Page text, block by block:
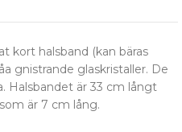
kort halsband (kan bäras
gnistrande glaskristaller. De
Halsbandet är 33 cm långt
är 7 cm lång.